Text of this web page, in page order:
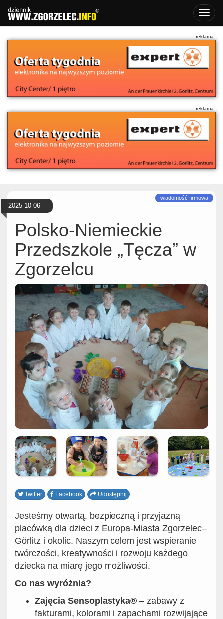
2025-10-06
Polsko-Niemieckie
Przedszkole „Tęcza” w
Zgorzelcu
Twitter Facebook Udostępnij
Jesteśmy otwartą, bezpieczną i przyjazną
placówką dla dzieci z Europa-Miasta Zgorzelec–
Görlitz i okolic. Naszym celem jest wspieranie
twórczości, kreatywności i rozwoju każdego
dziecka na miarę jego możliwości.
Co nas wyróżnia?
Zajęcia Sensoplastyka® – zabawy z
fakturami, kolorami i zapachami rozwijające